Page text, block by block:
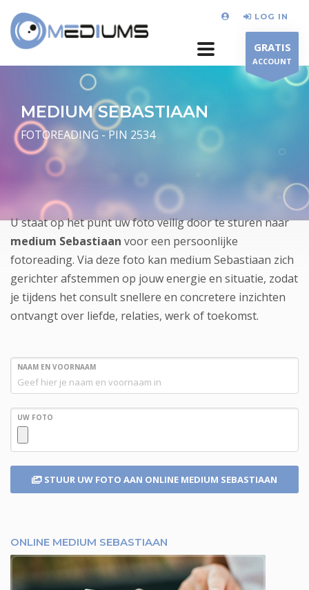
LOG IN
GRATIS
ACCOUNT
MEDIUM SEBASTIAAN
FOTOREADING - PIN 2534
U staat op het punt uw foto veilig door te sturen naar
medium Sebastiaan voor een persoonlijke
fotoreading. Via deze foto kan medium Sebastiaan zich
gerichter afstemmen op jouw energie en situatie, zodat
je tijdens het consult snellere en concretere inzichten
ontvangt over liefde, relaties, werk of toekomst.
NAAM EN VOORNAAM
UW FOTO
STUUR UW FOTO AAN ONLINE MEDIUM SEBASTIAAN
ONLINE MEDIUM SEBASTIAAN